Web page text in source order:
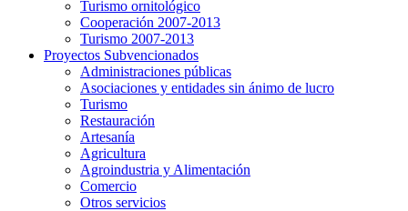
Turismo ornitológico
Cooperación 2007-2013
Turismo 2007-2013
Proyectos Subvencionados
Administraciones públicas
Asociaciones y entidades sin ánimo de lucro
Turismo
Restauración
Artesanía
Agricultura
Agroindustria y Alimentación
Comercio
Otros servicios